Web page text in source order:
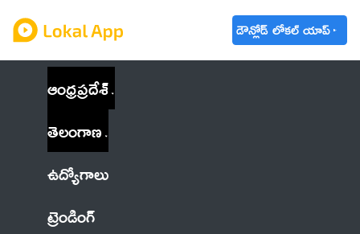
డౌన్లోడ్ లోకల్ యాప్
ఆంధ్రప్రదేశ్
తెలంగాణ
ఉద్యోగాలు
ట్రెండింగ్